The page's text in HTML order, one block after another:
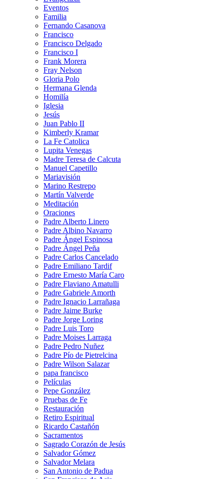
Eventos
Familia
Fernando Casanova
Francisco
Francisco Delgado
Francisco I
Frank Morera
Fray Nelson
Gloria Polo
Hermana Glenda
Homilía
Iglesia
Jesús
Juan Pablo II
Kimberly Kramar
La Fe Catolica
Lupita Venegas
Madre Teresa de Calcuta
Manuel Capetillo
Mariavisión
Marino Restrepo
Martín Valverde
Meditación
Oraciones
Padre Alberto Linero
Padre Albino Navarro
Padre Ángel Espinosa
Padre Ángel Peña
Padre Carlos Cancelado
Padre Emiliano Tardif
Padre Ernesto María Caro
Padre Flaviano Amatulli
Padre Gabriele Amorth
Padre Ignacio Larrañaga
Padre Jaime Burke
Padre Jorge Loring
Padre Luis Toro
Padre Moises Larraga
Padre Pedro Nuñez
Padre Pío de Pietrelcina
Padre Wilson Salazar
papa francisco
Películas
Pepe González
Pruebas de Fe
Restauración
Retiro Espiritual
Ricardo Castañón
Sacramentos
Sagrado Corazón de Jesús
Salvador Gómez
Salvador Melara
San Antonio de Padua